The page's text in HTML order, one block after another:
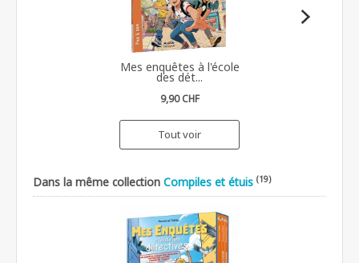
Mes enquêtes à l'école
des dét...
9,90 CHF
Tout voir
Dans la même collection Compiles et étuis (19)